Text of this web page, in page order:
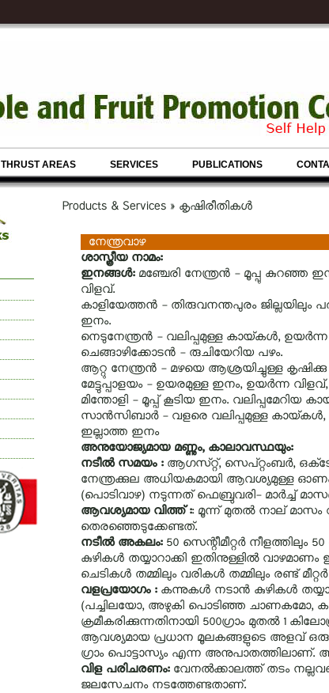
THRUST AREAS SERVICES PUBLICATIONS
Products & Services » കൃഷിരീതികള്‍
നേന്ത്രവാഴ
ശാസ്ത്രീയ നാമം:
ഇനങ്ങള്‍: മഞ്ചേരി നേന്ത്രന്‍ - മൂപ്പു കുറഞ്ഞ
വിളവ്‌.
കാളിയേത്തന്‍ - തിരുവനന്തപുരം ജില്ലയിലും
ഇനം.
നെടുനേന്ത്രന്‍ - വലിപ്പമുള്ള കായ്‌കള്‍, ഉയര്‍ന്ന
ചെങ്ങാഴിക്കോടന്‍ - രുചിയേറിയ പഴം.
ആറ്റു നേന്ത്രന്‍ - മഴയെ ആശ്രയിച്ചുള്ള കൃഷിക്കു
മേട്ടുപ്പാളയം - ഉയരമുള്ള ഇനം, ഉയര്‍ന്ന
മിന്തോളി - മൂപ്പ്‌ കൂടിയ ഇനം. വലിപ്പമേറിയ
സാന്‍സിബാര്‍ - വളരെ വലിപ്പമുള്ള
ഇല്ലാത്ത ഇനം
അനുയോജ്യമായ മണ്ണും, കാലാവസ്ഥയും:
നടീല്‍ സമയം :ആഗസ്‌റ്റ്‌, സെപ്‌റ്റംബര്‍,
നേന്ത്രക്കുല അധിയകമായി ആവശ്യമുള്ള
(പൊടിവാഴ) നടുന്നത്‌ ഫെബ്രുവരി- മാര്‍ച്ച്‌
ആവശ്യമായ വിത്ത് :: മൂന്ന്‌ മുതല്‍ നാല്‌
തെരഞ്ഞെടുക്കേണ്ടത്‌.
നടീല്‍ അകലം: 50 സെന്റീമീറ്റര്‍ നീളത്തിലും
കുഴികള്‍ തയ്യാറാക്കി ഇതിനുള്ളില്‍
ചെടികള്‍ തമ്മിലും വരികള്‍ തമ്മിലും രണ്ട്‌
വളപ്രയോഗം :കന്നുകള്‍ നടാന്‍ കുഴികള്‍
(പച്ചിലയോ, അഴുകി പൊടിഞ്ഞ ചാണകമോ,
ക്രമീകരിക്കുന്നതിനായി 500ഗ്രാം മുതല്‍ 1
ആവശ്യമായ പ്രധാന മൂലകങ്ങളുടെ അളവ്‌ ഒരു
ഗ്രാം പൊട്ടാസ്യം എന്ന
വിള പരിചരണം:വേനല്‍ക്കാലത്ത്‌ തടം
ജലസേചനം നടത്തേണ്ടതാണ്‌.